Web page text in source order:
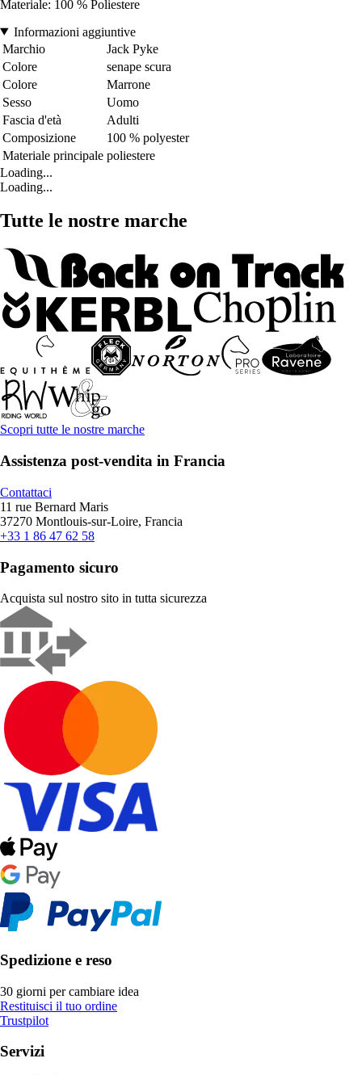
Materiale: 100 % Poliestere
Informazioni aggiuntive
Marchio
Jack Pyke
Colore
senape scura
Colore
Marrone
Sesso
Uomo
Fascia d'età
Adulti
Composizione
100 % polyester
Materiale principale poliestere
Loading...
Loading...
Tutte le nostre marche
Scopri tutte le nostre marche
Assistenza post-vendita in Francia
Contattaci
11 rue Bernard Maris
37270 Montlouis-sur-Loire, Francia
+33 1 86 47 62 58
Pagamento sicuro
Acquista sul nostro sito in tutta sicurezza
Spedizione e reso
30 giorni per cambiare idea
Restituisci il tuo ordine
Trustpilot
Servizi